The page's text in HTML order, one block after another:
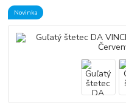
Novinka